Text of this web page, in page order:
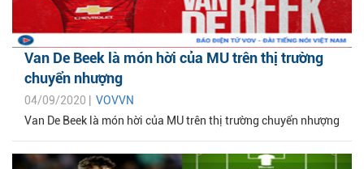
Van De Beek là món hời của MU trên thị trường
chuyển nhượng
04/09/2020 | VOVVN
Van De Beek là món hời của MU trên thị trường chuyển nhượng